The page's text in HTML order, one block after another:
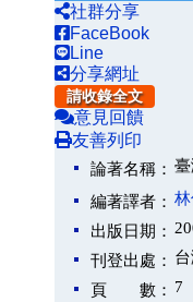
社群分享
FaceBook
Line
分享網址
請收錄全文
意見回饋
友善列印
論著名稱：
編著譯者：
出版日期：
刊登出處：
頁 數： 7